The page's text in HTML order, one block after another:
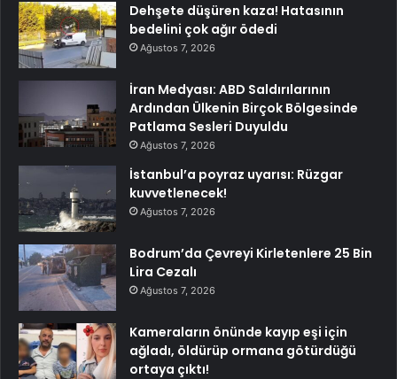
Dehşete düşüren kaza! Hatasının
bedelini çok ağır ödedi
Ağustos 7, 2026
İran Medyası: ABD Saldırılarının
Ardından Ülkenin Birçok Bölgesinde
Patlama Sesleri Duyuldu
Ağustos 7, 2026
İstanbul’a poyraz uyarısı: Rüzgar
kuvvetlenecek!
Ağustos 7, 2026
Bodrum’da Çevreyi Kirletenlere 25 Bin
Lira Cezalı
Ağustos 7, 2026
Kameraların önünde kayıp eşi için
ağladı, öldürüp ormana götürdüğü
ortaya çıktı!